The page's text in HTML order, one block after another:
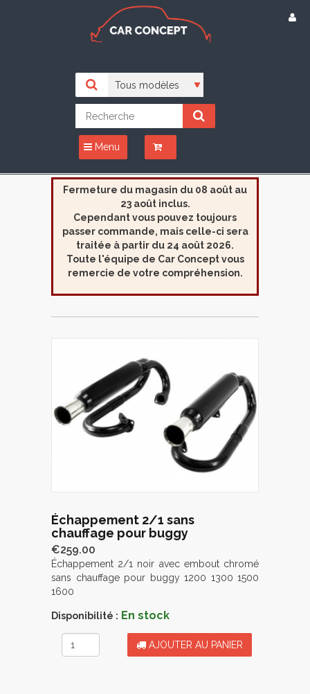
Menu
Fermeture du magasin du 08 août au
23 août inclus.
Cependant vous pouvez toujours
passer commande, mais celle-ci sera
traitée à partir du 24 août 2026.
Toute l'équipe de Car Concept vous
remercie de votre compréhension.
Échappement 2/1 sans
chauffage pour buggy
€259.00
Échappement 2/1 noir avec embout chromé
sans chauffage pour buggy 1200 1300 1500
1600
Disponibilité : En stock
AJOUTER AU PANIER